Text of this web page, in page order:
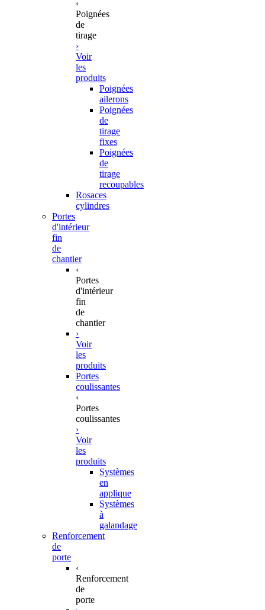
‹
Poignées
de
tirage
›
Voir
les
produits
Poignées
ailerons
Poignées
de
tirage
fixes
Poignées
de
tirage
recoupables
Rosaces
cylindres
Portes
d'intérieur
fin
de
chantier
‹
Portes
d'intérieur
fin
de
chantier
›
Voir
les
produits
Portes
coulissantes
‹
Portes
coulissantes
›
Voir
les
produits
Systèmes
en
applique
Systèmes
à
galandage
Renforcement
de
porte
‹
Renforcement
de
porte